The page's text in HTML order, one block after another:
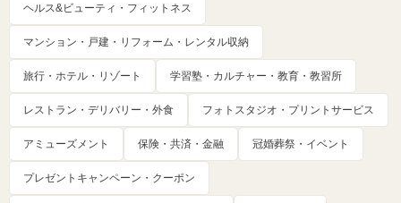
ヘルス&ビューティ・フィットネス
マンション・戸建・リフォーム・レンタル収納
旅行・ホテル・リゾート 学習塾・カルチャー・教育・教習所
レストラン・デリバリー・外食 フォトスタジオ・プリントサービス
アミューズメント 保険・共済・金融 冠婚葬祭・イベント
プレゼントキャンペーン・クーポン